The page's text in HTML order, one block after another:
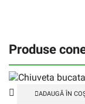
Produse
ADAUGĂ ÎN